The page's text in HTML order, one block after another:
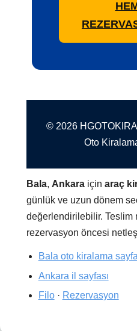
© 2026
Oto
Bala, Ankara içinaraç
günlük ve uzun dönem
değerlendirilebilir. Teslim
rezervasyon öncesi
Bala oto kiralama
Ankara il sayfası
Filo· Rezervasyon